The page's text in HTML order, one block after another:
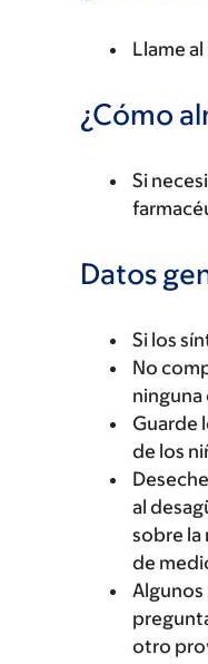
Llame
¿Cómo
Si
Datos
Si los
No
ninguna
Guarde
de los
al
sobre la
de
otro